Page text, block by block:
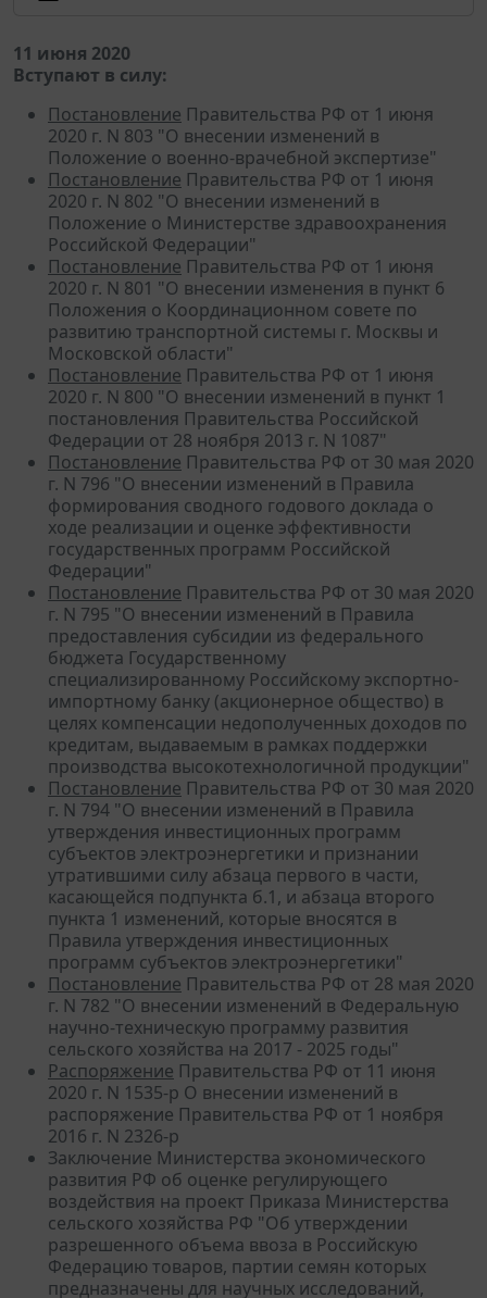
11 июня 2020
Вступают в силу:
Постановление Правительства РФ от 1 июня
2020 г. N 803 "О внесении изменений в
Положение о военно-врачебной экспертизе"
Постановление Правительства РФ от 1 июня
2020 г. N 802 "О внесении изменений в
Положение о Министерстве здравоохранения
Российской Федерации"
Постановление Правительства РФ от 1 июня
2020 г. N 801 "О внесении изменения в пункт 6
Положения о Координационном совете по
развитию транспортной системы г. Москвы и
Московской области"
Постановление Правительства РФ от 1 июня
2020 г. N 800 "О внесении изменений в пункт 1
постановления Правительства Российской
Федерации от 28 ноября 2013 г. N 1087"
Постановление Правительства РФ от 30 мая 2020
г. N 796 "О внесении изменений в Правила
формирования сводного годового доклада о
ходе реализации и оценке эффективности
государственных программ Российской
Федерации"
Постановление Правительства РФ от 30 мая 2020
г. N 795 "О внесении изменений в Правила
предоставления субсидии из федерального
бюджета Государственному
специализированному Российскому экспортно-
импортному банку (акционерное общество) в
целях компенсации недополученных доходов по
кредитам, выдаваемым в рамках поддержки
производства высокотехнологичной продукции"
Постановление Правительства РФ от 30 мая 2020
г. N 794 "О внесении изменений в Правила
утверждения инвестиционных программ
субъектов электроэнергетики и признании
утратившими силу абзаца первого в части,
касающейся подпункта б.1, и абзаца второго
пункта 1 изменений, которые вносятся в
Правила утверждения инвестиционных
программ субъектов электроэнергетики"
Постановление Правительства РФ от 28 мая 2020
г. N 782 "О внесении изменений в Федеральную
научно-техническую программу развития
сельского хозяйства на 2017 - 2025 годы"
Распоряжение Правительства РФ от 11 июня
2020 г. N 1535-р О внесении изменений в
распоряжение Правительства РФ от 1 ноября
2016 г. N 2326-р
Заключение Министерства экономического
развития РФ об оценке регулирующего
воздействия на проект Приказа Министерства
сельского хозяйства РФ "Об утверждении
разрешенного объема ввоза в Российскую
Федерацию товаров, партии семян которых
предназначены для научных исследований,